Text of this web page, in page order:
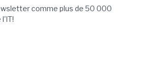
comme plus de 50 000